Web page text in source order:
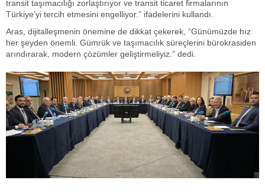
transit taşımacılığı zorlaştırıyor ve transit ticaret firmalarının
Türkiye’yi tercih etmesini engelliyor.” ifadelerini kullandı.
Aras, dijitalleşmenin önemine de dikkat çekerek, “Günümüzde hız
her şeyden önemli. Gümrük ve taşımacılık süreçlerini bürokrasiden
arındırarak, modern çözümler geliştirmeliyiz.” dedi.